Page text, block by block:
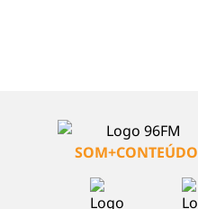
SOM+CONTEÚDO